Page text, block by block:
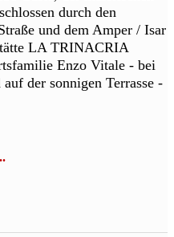
durch den
und dem Amper / Isar
LA TRINACRIA
Enzo Vitale - bei
der sonnigen Terrasse -